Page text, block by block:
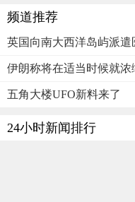
频道推荐
英国向南大西洋岛屿派
伊朗称将在适当时候就
五角大楼UFO新料来了
24小时新闻排行